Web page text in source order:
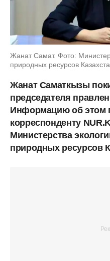
Жанат Самат. Фото:
природных ресурсов
Жанат Саматкызы
председателя
Информацию об этом
корреспонденту
Министерства
природных ресурсов